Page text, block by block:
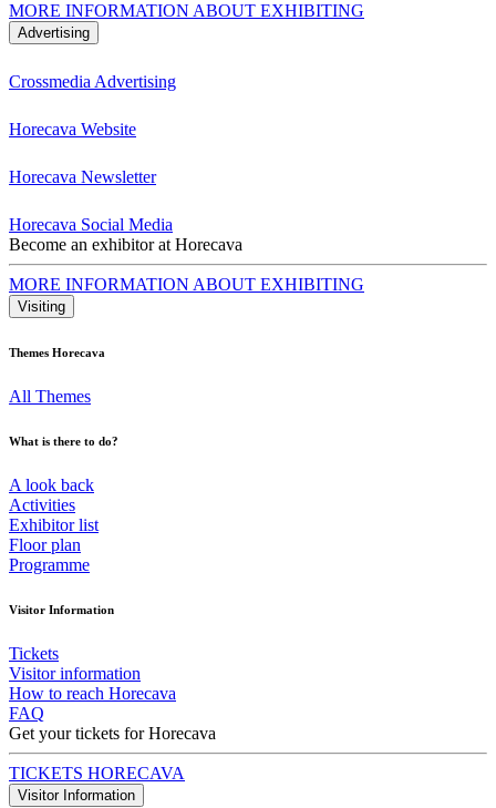
MORE INFORMATION ABOUT EXHIBITING
Advertising
Crossmedia Advertising
Horecava Website
Horecava Newsletter
Horecava Social Media
Become an exhibitor at Horecava
MORE INFORMATION ABOUT EXHIBITING
Visiting
Themes Horecava
All Themes
What is there to do?
A look back
Activities
Exhibitor list
Floor plan
Programme
Visitor Information
Tickets
Visitor information
How to reach Horecava
FAQ
Get your tickets for Horecava
TICKETS HORECAVA
Visitor Information